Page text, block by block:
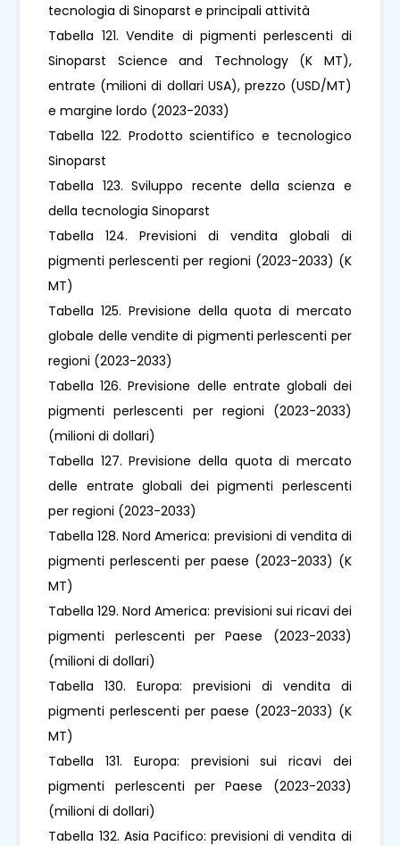
tecnologia di Sinoparst e principali attività
Tabella 121. Vendite di pigmenti perlescenti di
Sinoparst Science and Technology (K MT),
entrate (milioni di dollari USA), prezzo (USD/MT)
e margine lordo (2023-2033)
Tabella 122. Prodotto scientifico e tecnologico
Sinoparst
Tabella 123. Sviluppo recente della scienza e
della tecnologia Sinoparst
Tabella 124. Previsioni di vendita globali di
pigmenti perlescenti per regioni (2023-2033) (K
MT)
Tabella 125. Previsione della quota di mercato
globale delle vendite di pigmenti perlescenti per
regioni (2023-2033)
Tabella 126. Previsione delle entrate globali dei
pigmenti perlescenti per regioni (2023-2033)
(milioni di dollari)
Tabella 127. Previsione della quota di mercato
delle entrate globali dei pigmenti perlescenti
per regioni (2023-2033)
Tabella 128. Nord America: previsioni di vendita di
pigmenti perlescenti per paese (2023-2033) (K
MT)
Tabella 129. Nord America: previsioni sui ricavi dei
pigmenti perlescenti per Paese (2023-2033)
(milioni di dollari)
Tabella 130. Europa: previsioni di vendita di
pigmenti perlescenti per paese (2023-2033) (K
MT)
Tabella 131. Europa: previsioni sui ricavi dei
pigmenti perlescenti per Paese (2023-2033)
(milioni di dollari)
Tabella 132. Asia Pacifico: previsioni di vendita di